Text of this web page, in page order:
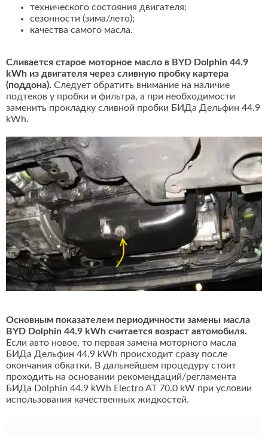
технического состояния двигателя;
сезонности (зима/лето);
качества самого масла.
Сливается старое моторное масло в BYD Dolphin 44.9
kWh из двигателя через сливную пробку картера
(поддона). Следует обратить внимание на наличие
подтеков у пробки и фильтра, а при необходимости
заменить прокладку сливной пробки БИДа Дельфин 44.9
kWh.
Основным показателем периодичности замены масла
BYD Dolphin 44.9 kWh считается возраст автомобиля.
Если авто новое, то первая замена моторного масла
БИДа Дельфин 44.9 kWh происходит сразу после
окончания обкатки. В дальнейшем процедуру стоит
проходить на основании рекомендаций/регламента
БИДа Dolphin 44.9 kWh Electro AT 70.0 kW при условии
использования качественных жидкостей.